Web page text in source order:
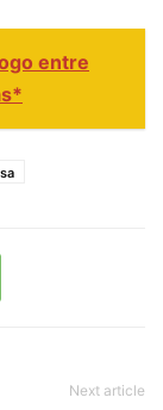
entre
Next article